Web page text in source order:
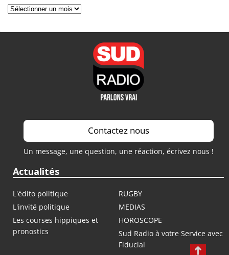
Archives
Contactez nous
Un message, une question, une réaction, écrivez nous !
Actualités
L'édito politique
RUGBY
L'invité politique
MEDIAS
Les courses hippiques et
pronostics
HOROSCOPE
Sud Radio à votre Service avec
Fiducial